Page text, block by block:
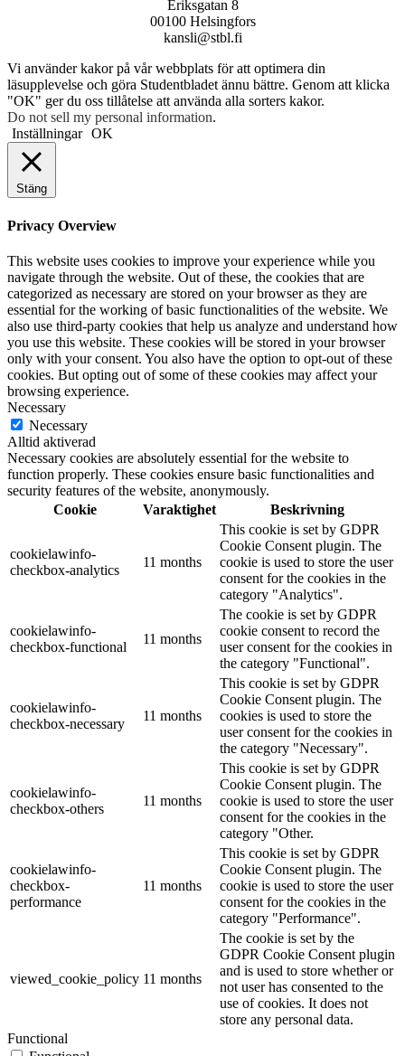
Eriksgatan 8
00100 Helsingfors
kansli@stbl.fi
Vi använder kakor på vår webbplats för att optimera din
läsupplevelse och göra Studentbladet ännu bättre. Genom att klicka
"OK" ger du oss tillåtelse att använda alla sorters kakor.
Do not sell my personal information.
Inställningar OK
Stäng
Privacy Overview
This website uses cookies to improve your experience while you
navigate through the website. Out of these, the cookies that are
categorized as necessary are stored on your browser as they are
essential for the working of basic functionalities of the website. We
also use third-party cookies that help us analyze and understand how
you use this website. These cookies will be stored in your browser
only with your consent. You also have the option to opt-out of these
cookies. But opting out of some of these cookies may affect your
browsing experience.
Necessary
Necessary
Alltid aktiverad
Necessary cookies are absolutely essential for the website to
function properly. These cookies ensure basic functionalities and
security features of the website, anonymously.
Cookie
Varaktighet Beskrivning
cookielawinfo-
checkbox-analytics
11 months
This cookie is set by GDPR
Cookie Consent plugin. The
cookie is used to store the user
consent for the cookies in the
category "Analytics".
cookielawinfo-
checkbox-functional
11 months
The cookie is set by GDPR
cookie consent to record the
user consent for the cookies in
the category "Functional".
cookielawinfo-
checkbox-necessary
11 months
This cookie is set by GDPR
Cookie Consent plugin. The
cookies is used to store the
user consent for the cookies in
the category "Necessary".
cookielawinfo-
checkbox-others
11 months
This cookie is set by GDPR
Cookie Consent plugin. The
cookie is used to store the user
consent for the cookies in the
category "Other.
cookielawinfo-
checkbox-
performance
11 months
This cookie is set by GDPR
Cookie Consent plugin. The
cookie is used to store the user
consent for the cookies in the
category "Performance".
viewed_cookie_policy 11 months
The cookie is set by the
GDPR Cookie Consent plugin
and is used to store whether or
not user has consented to the
use of cookies. It does not
store any personal data.
Functional